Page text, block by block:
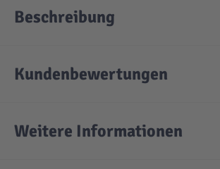
Beschreibung
Kundenbewertungen
Weitere Informationen